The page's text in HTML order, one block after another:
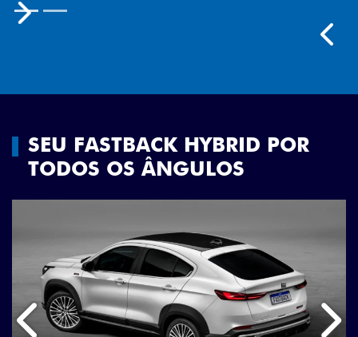
SEU FASTBACK HYBRID POR
TODOS OS ÂNGULOS
Anterior